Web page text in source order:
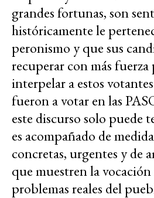
grandes fortunas, son
históricamente le
peronismo y que sus
recuperar con más
interpelar a estos
fueron a votar en las
este discurso solo puede
es acompañado de
concretas, urgentes y de
que muestren la
problemas reales del